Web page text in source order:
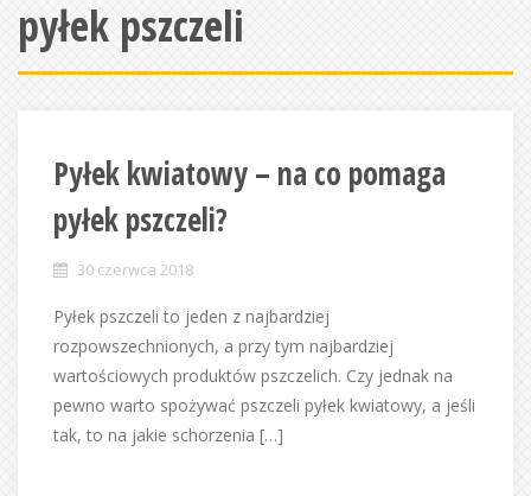
pyłek pszczeli
Pyłek kwiatowy – na co pomaga
pyłek pszczeli?
30 czerwca 2018
Pyłek pszczeli to jeden z najbardziej
rozpowszechnionych, a przy tym najbardziej
wartościowych produktów pszczelich. Czy jednak na
pewno warto spożywać pszczeli pyłek kwiatowy, a jeśli
tak, to na jakie schorzenia […]